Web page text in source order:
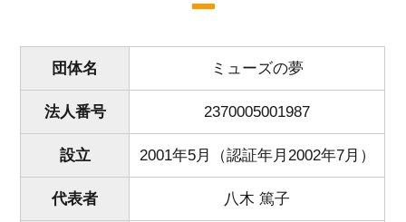
団体名 ミューズの夢
法人番号 2370005001987
設立 2001年5月（認証年月2002年7月）
代表者 八木 篤子